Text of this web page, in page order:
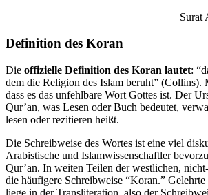
Surat
Definition des Koran
Die offizielle Definition des Koran lautet:
dem die Religion des Islam beruht” (Collins).
dass es das unfehlbare Wort Gottes ist. Der
Qur’an, was Lesen oder Buch bedeutet,
lesen oder rezitieren heißt.
Die Schreibweise des Wortes ist eine viel
Arabistische und Islamwissenschaftler
Qur’an. In weiten Teilen der westlichen,
die häufigere Schreibweise “Koran.” Gelehrte
liege in der Transliteration, also der